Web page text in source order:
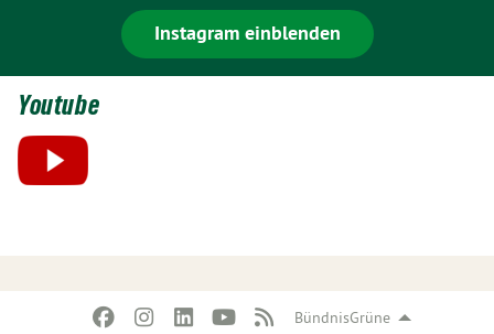
BündnisGrüne
Instagram einblenden
Youtube